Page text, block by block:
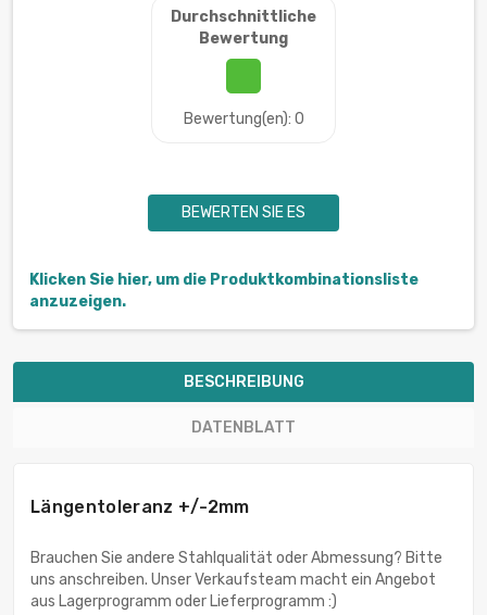
Durchschnittliche
Bewertung
Bewertung(en): 0
BEWERTEN SIE ES
Klicken Sie hier, um die Produktkombinationsliste
anzuzeigen.
BESCHREIBUNG
DATENBLATT
Längentoleranz +/-2mm
Brauchen Sie andere Stahlqualität oder Abmessung? Bitte
uns anschreiben. Unser Verkaufsteam macht ein Angebot
aus Lagerprogramm oder Lieferprogramm :)